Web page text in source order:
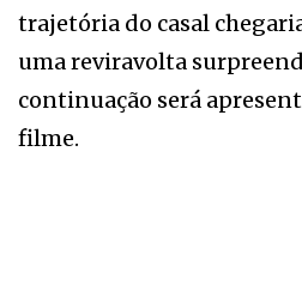
trajetória do casal
uma reviravolta
continuação será
filme.